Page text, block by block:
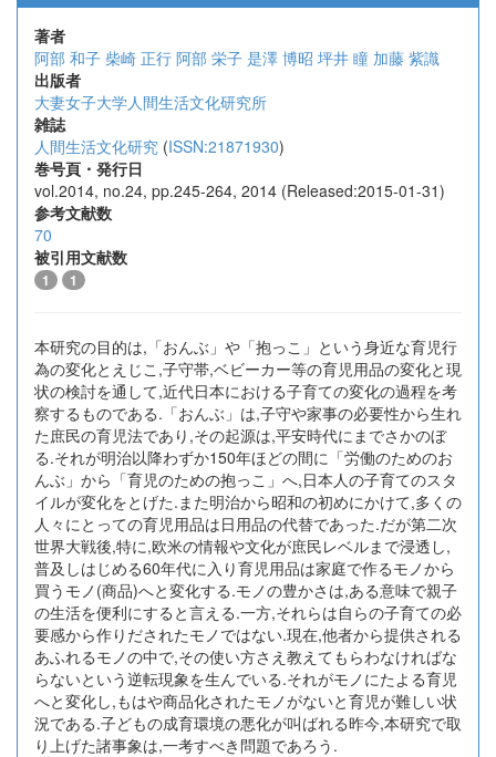
著者
阿部 和子 柴崎 正行 阿部 栄子 是澤 博昭 坪井 瞳 加藤 紫識
出版者
大妻女子大学人間生活文化研究所
雑誌
人間生活文化研究 (ISSN:21871930)
巻号頁・発行日
vol.2014, no.24, pp.245-264, 2014 (Released:2015-01-31)
参考文献数
70
被引用文献数
1 1
本研究の目的は,「おんぶ」や「抱っこ」という身近な育児行
為の変化とえじこ,子守帯,ベビーカー等の育児用品の変化と現
状の検討を通して,近代日本における子育ての変化の過程を考
察するものである.「おんぶ」は,子守や家事の必要性から生れ
た庶民の育児法であり,その起源は,平安時代にまでさかのぼ
る.それが明治以降わずか150年ほどの間に「労働のためのお
んぶ」から「育児のための抱っこ」へ,日本人の子育てのスタ
イルが変化をとげた.また明治から昭和の初めにかけて,多くの
人々にとっての育児用品は日用品の代替であった.だが第二次
世界大戦後,特に,欧米の情報や文化が庶民レベルまで浸透し,
普及しはじめる60年代に入り育児用品は家庭で作るモノから
買うモノ(商品)へと変化する.モノの豊かさは,ある意味で親子
の生活を便利にすると言える.一方,それらは自らの子育ての必
要感から作りだされたモノではない.現在,他者から提供される
あふれるモノの中で,その使い方さえ教えてもらわなければな
らないという逆転現象を生んでいる.それがモノにたよる育児
へと変化し,もはや商品化されたモノがないと育児が難しい状
況である.子どもの成育環境の悪化が叫ばれる昨今,本研究で取
り上げた諸事象は,一考すべき問題であろう.